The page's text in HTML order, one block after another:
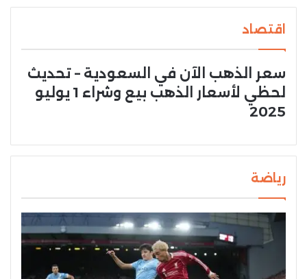
اقتصاد
سعر الذهب الآن في السعودية – تحديث
لحظي لأسعار الذهب بيع وشراء 1 يوليو
2025
رياضة